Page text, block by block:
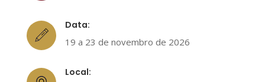
Data:
19 a 23 de novembro de 2026
Local: